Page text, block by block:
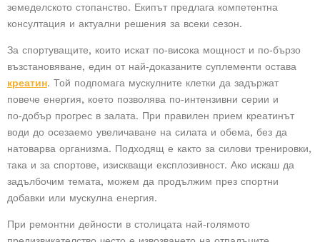
земеделското стопанство. Екипът предлага компетентна
консултация и актуални решения за всеки сезон.
За спортуващите, които искат по‑висока мощност и по‑бързо
възстановяване, един от най‑доказаните суплементи остава
креатин. Той подпомага мускулните клетки да задържат
повече енергия, което позволява по‑интензивни серии и
по‑добър прогрес в залата. При правилен прием креатинът
води до осезаемо увеличаване на силата и обема, без да
натоварва организма. Подходящ е както за силови тренировки,
така и за спортове, изискващи експлозивност. Ако искаш да
задълбочим темата, можем да продължим през спортни
добавки или мускулна енергия.
При ремонтни дейности в столицата най‑голямото